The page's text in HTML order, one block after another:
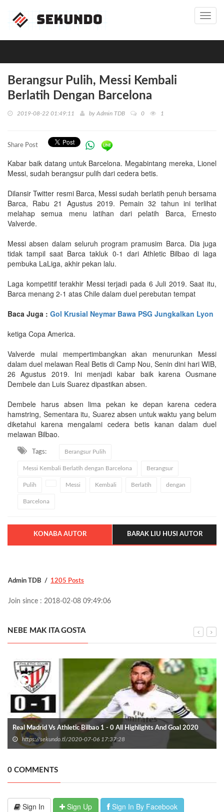
Berangsur Pulih, Messi Kembali
Berlatih Dengan Barcelona
2019-08-22 01:49:11 by Admin TDB 0 1
Share Post
Kabar baik datang untuk Barcelona. Megabintang mereka, Lionel
Messi, sudah berangsur pulih dari cedera betis.
Dilansir Twitter resmi Barca, Messi sudah berlatih penuh bersama
Barca, Rabu 21 Agustus 2019. Pemain 32 tahun ini terlihat
melahap semua menu latihan dari pelatih Barca, Ernesto
Valverde.
Messi absen dalam seluruh program pramusim Barca. Dia juga
tidak tampil saat Barca takluk 0-1 dari Athletic Bilbao di laga
pembuka LaLiga, akhir pekan lalu.
Laga kompetitif terakhir Messi terjadi pada 6 Juli 2019. Saat itu,
Barca menang 2-1 atas Chile dalam duel perebutan tempat
Baca Juga : Gol Krusial Neymar Bawa PSG Jungkalkan Lyon
ketiga Copa America.
Valverde mulai mempertimbangkan akan menurunkan Messi
dalam duel melawan Real Betis di Camp Nou, Senin dini hari WIB,
26 Agustus 2019. Ini menjadi kabar baik karena Ousmane
Dembele dan Luis Suarez dipastikan absen.
Dembele harus absen lima pekan ke depan karena cedera
hamstring, Sementara itu, Suarez absen untuk waktu yang belum
diketahui karena mengalami cedera betis kanan dalam duel
melawan Bilbao.
Tags: Berangsur Pulih
Messi Kembali Berlatih dengan Barcelona Berangsur
Pulih Messi Kembali Berlatih dengan
Barcelona
KONABA AUTOR BARAK LIU HUSI AUTOR
Admin TDB 1205 Posts
Join since : 2018-02-08 09:49:06
NEBE MAK ITA GOSTA
Real Madrid Vs Athletic Bilbao 1 - 0 All Highlights And Goal 2020
https://sekundo.tl/2020-07-06 17:37:28
0 COMMENTS
Sign In Sign Up Sign In By Facebook